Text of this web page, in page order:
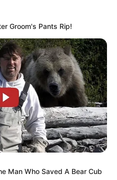
Groom's Pants Rip!
Man Who Saved A Bear Cub